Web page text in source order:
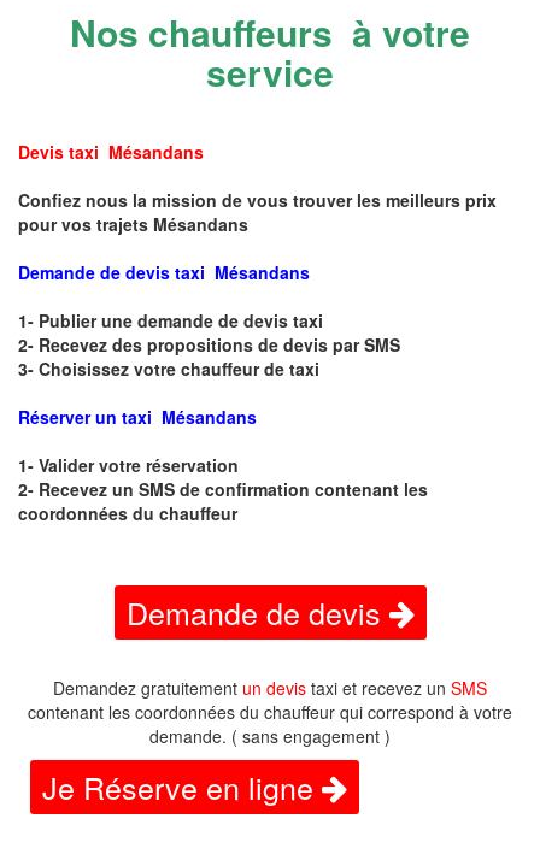
Nos chauffeurs à votre
service
Devis taxi Mésandans
Confiez nous la mission de vous trouver les meilleurs prix
pour vos trajets Mésandans
Demande de devis taxi Mésandans
1- Publier une demande de devis taxi
2- Recevez des propositions de devis par SMS
3- Choisissez votre chauffeur de taxi
Réserver un taxi Mésandans
1- Valider votre réservation
2- Recevez un SMS de confirmation contenant les
coordonnées du chauffeur
Demande de devis
Demandez gratuitement un devis taxi et recevez un SMS
contenant les coordonnées du chauffeur qui correspond à votre
demande. ( sans engagement )
Je Réserve en ligne